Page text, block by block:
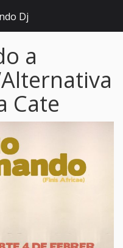
a
Cate
Dj